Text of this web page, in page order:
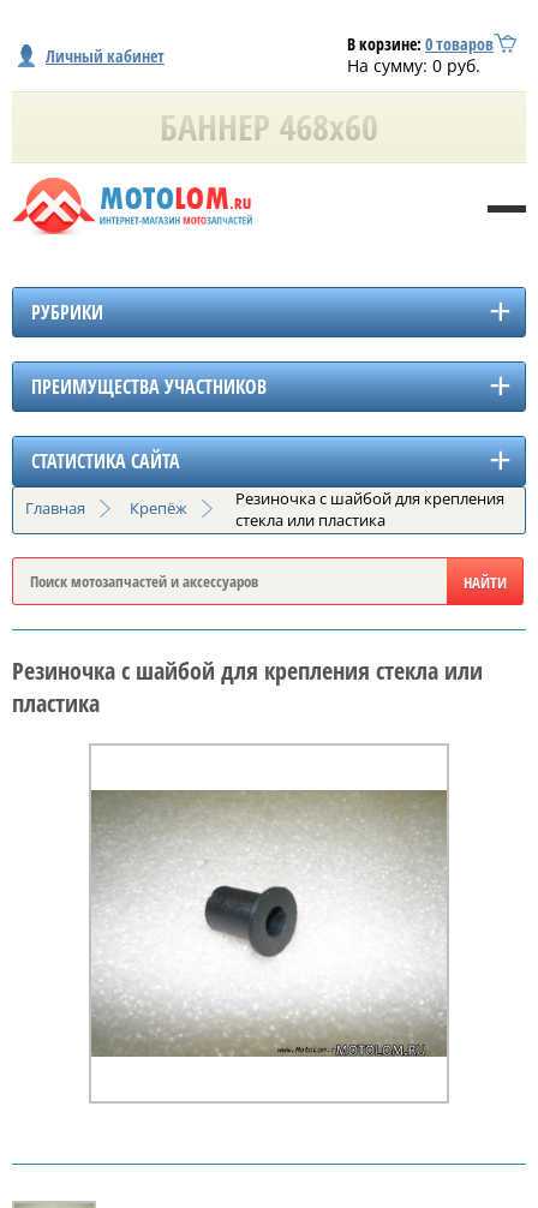
Личный кабинет В корзине: 0товаров
На сумму: 0 руб.
РУБРИКИ
ПРЕИМУЩЕСТВА УЧАСТНИКОВ
СТАТИСТИКА САЙТА
Главная Крепёж
Резиночка с шайбой для крепления
стекла или пластика
Резиночка с шайбой для крепления стекла или
пластика